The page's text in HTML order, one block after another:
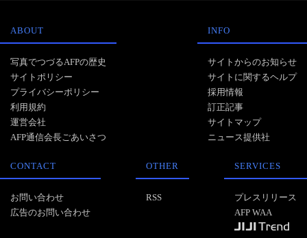
ABOUT
写真でつづるAFPの歴史
サイトポリシー
プライバシーポリシー
利用規約
運営会社
AFP通信会長ごあいさつ
INFO
サイトからのお知らせ
サイトに関するヘルプ
採用情報
訂正記事
サイトマップ
ニュース提供社
CONTACT
お問い合わせ
広告のお問い合わせ
OTHER
RSS
SERVICES
プレスリリース
AFP WAA